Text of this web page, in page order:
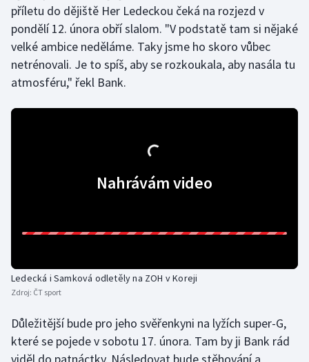
Moderní pětiboj
Motorsport
Olympijské hry
Parasport
Rychlostní kanoistika
Sportovní střelba
příletu do dějiště Her Ledeckou čeká na rozjezd v
pondělí 12. února obří slalom. "V podstatě tam si nějaké
velké ambice neděláme. Taky jsme ho skoro vůbec
netrénovali. Je to spíš, aby se rozkoukala, aby nasála tu
atmosféru," řekl Bank.
Nahrávám video
Ledecká i Samková odletěly na ZOH v Koreji
Zdroj: ČT sport
Důležitější bude pro jeho svěřenkyni na lyžích super-G,
které se pojede v sobotu 17. února. Tam by ji Bank rád